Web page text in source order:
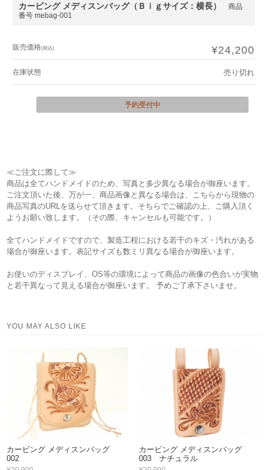
カービング メディスンバッグ（Ｂｉｇサイズ：横長）
商品
番号 mebag-001
販売価格(税込) ¥24,200
在庫状態 売り切れ
予約受付中
≪ご注文に際して≫
商品は全てハンドメイドのため、写真と多少異なる場合が御座います。
ご注文頂いた後、万が一、商品画像と異なる場合は、こちらから現物の
商品写真のURLを送らせて頂きます。そちらでご確認の上、ご購入頂く
ようお願い致します。（その際、キャンセルも可能です。）
全てハンドメイドですので、製造工程における若干のキズ・汚れがある
場合が御座います。表記サイズも数ミリ異なる場合が御座います。
お使いのディスプレイ、OS等の環境によって商品の画像の色合いが実物
と若干異なって見える場合が御座います。 予めご了承下さいませ。
YOU MAY ALSO LIKE
カービング メディスンバッグ
002
カービング メディスンバッグ
003 ナチュラル